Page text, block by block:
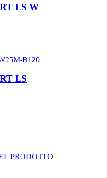
LS W
B120
LS
PRODOTTO